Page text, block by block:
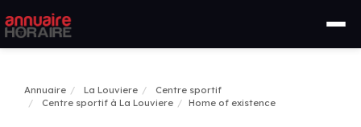
Annuaire La Louviere
Centre sportif
Centre sportif à La Louviere
Home of existence